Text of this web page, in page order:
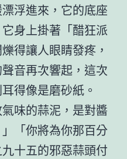
浮進來，它的底座
身上掛著「醋狂派
得讓人眼睛發疼，
音再次響起，這次
得像是磨砂紙。
氣味的蒜泥，是對醬
「你將為你那百分
十五的邪惡蒜頭付